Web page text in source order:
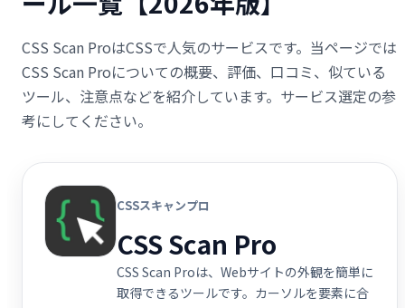
CSS Scan ProはCSSで人気のサービスです。当ページでは
CSS Scan Proについての概要、評価、口コミ、似ている
ツール、注意点などを紹介しています。サービス選定の参
考にしてください。
CSSスキャンプロ
CSS Scan Pro
CSS Scan Proは、Webサイトの外観を簡単に
取得できるツールです。カーソルを要素に合